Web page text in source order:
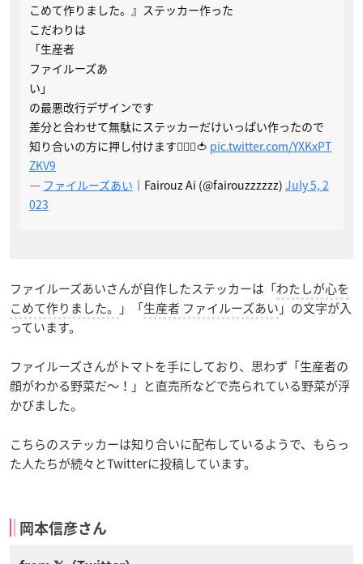
こめて作りました。』ステッカー作った
こだわりは
「生産者
ファイルーズあ
い」
の最悪改行デザインです
差分と合わせて無駄にステッカーだけいっぱい作ったので
知り合いの方に押し付けます🙋🏼‍♀️🍅 pic.twitter.com/YXKxPT
ZKV9
— ファイルーズあい ｜Fairouz Ai (@fairouzzzzzz) July 5, 2
023
ファイルーズあいさんが自作したステッカーは「わたしが心を
こめて作りました。 」「生産者 ファイルーズあい 」の文字が入
っています。
ファイルーズさんがトマトを手にしており、思わず「生産者の
顔がわかる野菜だ〜！」と直売所などで売られている野菜が浮
かびました。
こちらのステッカーは知り合いに配布しているようで、もらっ
た人たちが続々とTwitterに投稿しています。
岡本信彦さん